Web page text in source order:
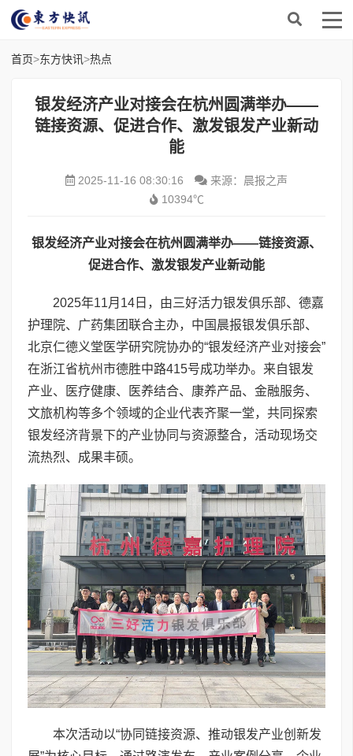
首页>东方快讯>热点
银发经济产业对接会在杭州圆满举办——
链接资源、促进合作、激发银发产业新动
能
2025-11-16 08:30:16
来源：晨报之声
10394℃
银发经济产业对接会在杭州圆满举办——链接资源、
促进合作、激发银发产业新动能
2025年11月14日，由三好活力银发俱乐部、德嘉
护理院、广药集团联合主办，中国晨报银发俱乐部、
北京仁德义堂医学研究院协办的“银发经济产业对接会”
在浙江省杭州市德胜中路415号成功举办。来自银发
产业、医疗健康、医养结合、康养产品、金融服务、
文旅机构等多个领域的企业代表齐聚一堂，共同探索
银发经济背景下的产业协同与资源整合，活动现场交
流热烈、成果丰硕。
本次活动以“协同链接资源、推动银发产业创新发